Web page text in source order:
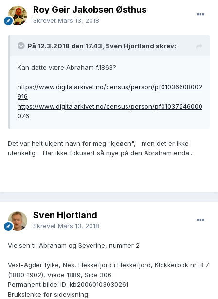
residence:
Nes, Vest-
----
Carl Johan
Christensen
1927
birth:
christening:
residence:
Norway
father:
n
Roy Geir Jakobsen Østhus
Skrevet Mars 13, 2018
På 12.3.2018 den 17.43, Sven Hjortland skrev:
Kan dette være Abraham f.1863?
https://www.digitalarkivet.no/census/person/pf01036608002
916
https://www.digitalarkivet.no/census/person/pf01037246000
076
Det var helt ukjent navn for meg "kjeøen", men det er ikke
utenkelig. Har ikke fokusert så mye på den Abraham enda..
Sven Hjortland
Skrevet Mars 13, 2018
Vielsen til Abraham og Severine, nummer 2
Vest-Agder fylke, Nes, Flekkefjord i Flekkefjord, Klokkerbok nr. B 7
(1880-1902), Viede 1889, Side 306
Permanent bilde-ID: kb20060103030261
Brukslenke for sidevisning: